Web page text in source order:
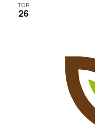
TOR
26